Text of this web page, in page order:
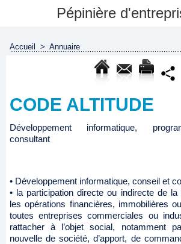
Pépinière
Accueil > Annuaire
CODE ALTITUDE
Développement informatique,
consultant
• Développement informatique, conseil et
• la participation directe ou indirecte de
les opérations financières, immobilières
toutes entreprises commerciales ou
rattacher à l’objet social, notamment
nouvelle de société, d’apport, de